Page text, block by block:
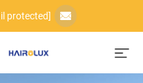
[email protected]